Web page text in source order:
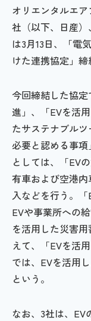
オリエンタルエ
社（以下、日産
は3月13日、「電
けた連携協定」締
今回締結した協
進」、「EVを活
たサステナブル
必要と認める事
としては、「EV
有車および空港
入などを行う。「
EVや事業所への
を活用した災害
えて、「EVを活
では、EVを活用
という。
なお、3社は、